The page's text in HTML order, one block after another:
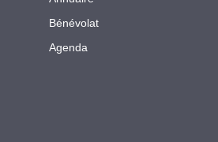
Bénévolat
Agenda